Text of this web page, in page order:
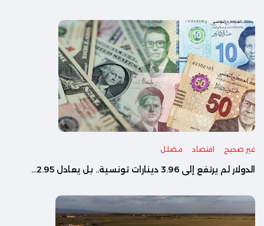
غير صحيح اقتصاد مضلل
الدولار لم يرتفع إلى 3.96 دينارات تونسية.. بل يعادل 2.95...